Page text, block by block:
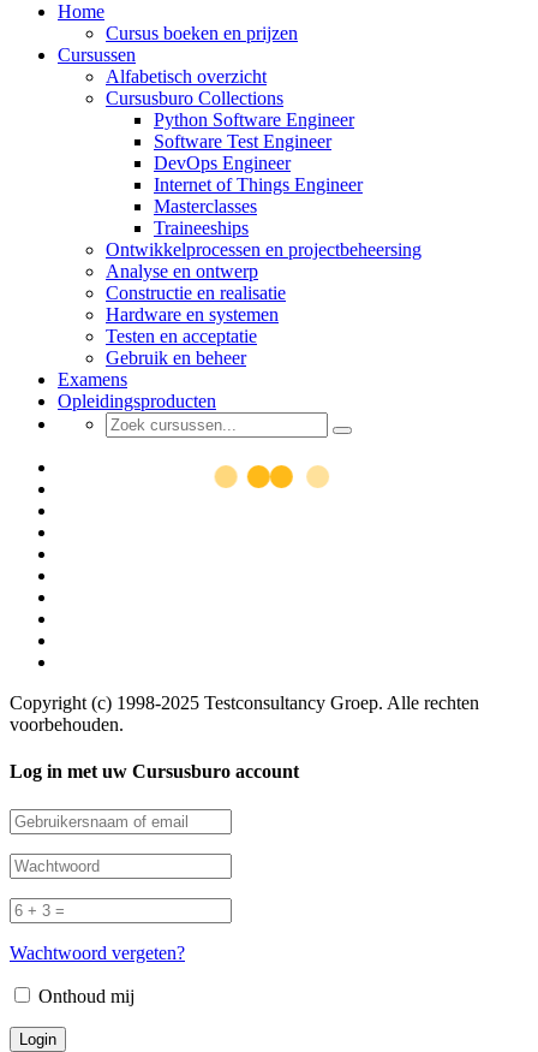
Home
Cursus boeken en prijzen
Cursussen
Alfabetisch overzicht
Cursusburo Collections
Python Software Engineer
Software Test Engineer
DevOps Engineer
Internet of Things Engineer
Masterclasses
Traineeships
Ontwikkelprocessen en projectbeheersing
Analyse en ontwerp
Constructie en realisatie
Hardware en systemen
Testen en acceptatie
Gebruik en beheer
Examens
Opleidingsproducten
Copyright (c) 1998-2025 Testconsultancy Groep. Alle rechten
voorbehouden.
Log in met uw Cursusburo account
Wachtwoord vergeten?
Onthoud mij